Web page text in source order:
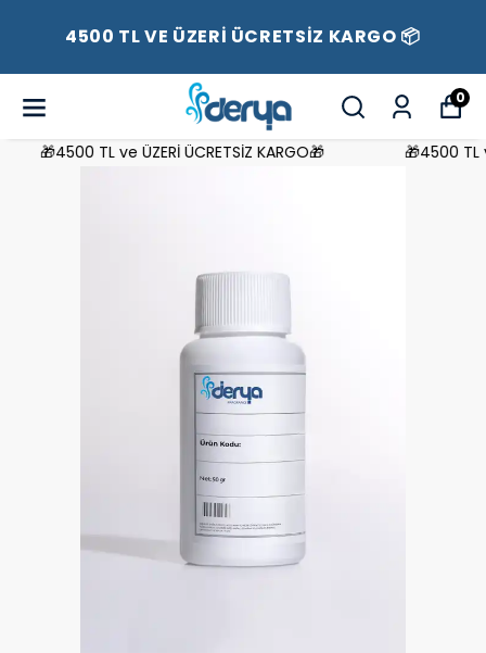
4500 TL VE ÜZERİ ÜCRETSİZ KARGO 📦
0
🎁4500 TL ve ÜZERİ ÜCRETSİZ KARGO🎁 🎁4500 TL